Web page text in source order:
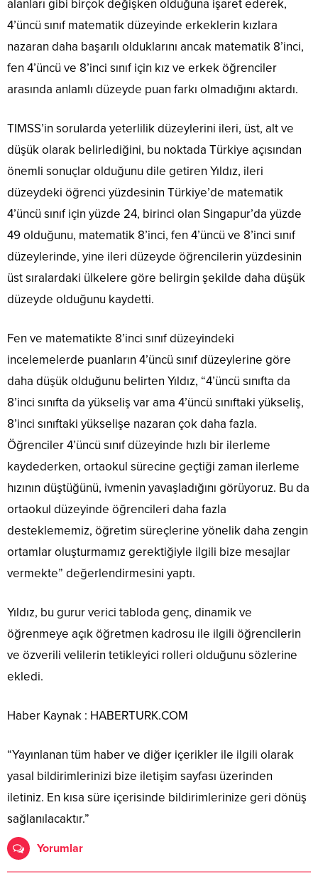
alanları gibi birçok değişken olduğuna işaret ederek,
4’üncü sınıf matematik düzeyinde erkeklerin kızlara
nazaran daha başarılı olduklarını ancak matematik 8’inci,
fen 4’üncü ve 8’inci sınıf için kız ve erkek öğrenciler
arasında anlamlı düzeyde puan farkı olmadığını aktardı.
TIMSS’in sorularda yeterlilik düzeylerini ileri, üst, alt ve
düşük olarak belirlediğini, bu noktada Türkiye açısından
önemli sonuçlar olduğunu dile getiren Yıldız, ileri
düzeydeki öğrenci yüzdesinin Türkiye’de matematik
4’üncü sınıf için yüzde 24, birinci olan Singapur’da yüzde
49 olduğunu, matematik 8’inci, fen 4’üncü ve 8’inci sınıf
düzeylerinde, yine ileri düzeyde öğrencilerin yüzdesinin
üst sıralardaki ülkelere göre belirgin şekilde daha düşük
düzeyde olduğunu kaydetti.
Fen ve matematikte 8’inci sınıf düzeyindeki
incelemelerde puanların 4’üncü sınıf düzeylerine göre
daha düşük olduğunu belirten Yıldız, “4’üncü sınıfta da
8’inci sınıfta da yükseliş var ama 4’üncü sınıftaki yükseliş,
8’inci sınıftaki yükselişe nazaran çok daha fazla.
Öğrenciler 4’üncü sınıf düzeyinde hızlı bir ilerleme
kaydederken, ortaokul sürecine geçtiği zaman ilerleme
hızının düştüğünü, ivmenin yavaşladığını görüyoruz. Bu da
ortaokul düzeyinde öğrencileri daha fazla
desteklememiz, öğretim süreçlerine yönelik daha zengin
ortamlar oluşturmamız gerektiğiyle ilgili bize mesajlar
vermekte” değerlendirmesini yaptı.
Yıldız, bu gurur verici tabloda genç, dinamik ve
öğrenmeye açık öğretmen kadrosu ile ilgili öğrencilerin
ve özverili velilerin tetikleyici rolleri olduğunu sözlerine
ekledi.
Haber Kaynak : HABERTURK.COM
“Yayınlanan tüm haber ve diğer içerikler ile ilgili olarak
yasal bildirimlerinizi bize iletişim sayfası üzerinden
iletiniz. En kısa süre içerisinde bildirimlerinize geri dönüş
sağlanılacaktır.”
Yorumlar